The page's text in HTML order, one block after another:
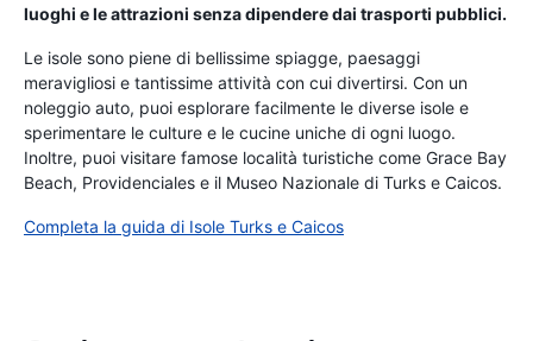
luoghi e le attrazioni senza dipendere dai trasporti pubblici.
Le isole sono piene di bellissime spiagge, paesaggi
meravigliosi e tantissime attività con cui divertirsi. Con un
noleggio auto, puoi esplorare facilmente le diverse isole e
sperimentare le culture e le cucine uniche di ogni luogo.
Inoltre, puoi visitare famose località turistiche come Grace Bay
Beach, Providenciales e il Museo Nazionale di Turks e Caicos.
Completa la guida di Isole Turks e Caicos